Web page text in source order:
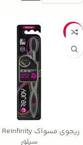
-39%
سیلور